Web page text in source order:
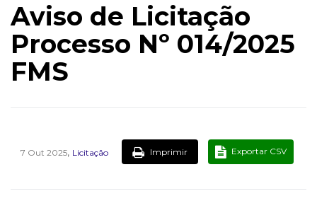
Aviso de Licitação
Processo Nº 014/2025
FMS
7 Out 2025, Licitação Imprimir Exportar CSV